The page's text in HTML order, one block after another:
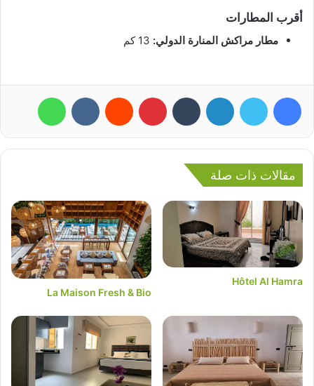
أقرب المطارات
مطار مراكش المنارة الدولي:
فيسبوك تويتر لينكدإن بينتيريست
مقالات ذات صلة
Hôtel Al Hamra
La Maison Fresh & Bio